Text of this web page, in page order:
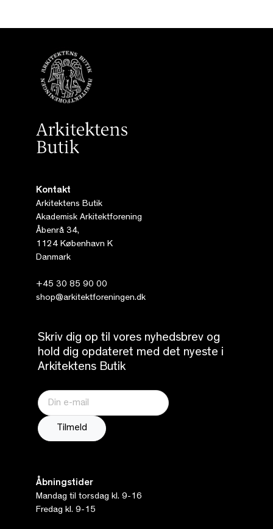
Kontakt
Arkitektens Butik
Akademisk Arkitektforening
Åbenrå 34,
1124 København K
Danmark
+45 30 85 90 00
shop@arkitektforeningen.dk
Skriv dig op til vores nyhedsbrev og
hold dig opdateret med det nyeste i
Arkitektens Butik
Åbningstider
Mandag til torsdag kl. 9-16
Fredag kl. 9-15